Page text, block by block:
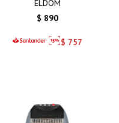
ELDOM
$ 890
$ 757